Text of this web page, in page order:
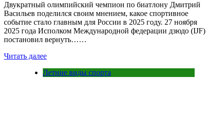
Двукратный олимпийский чемпион по биатлону Дмитрий
Васильев поделился своим мнением, какое спортивное
событие стало главным для России в 2025 году. 27 ноября
2025 года Исполком Международной федерации дзюдо (IJF)
постановил вернуть……
Читать далее
Летние виды спорта